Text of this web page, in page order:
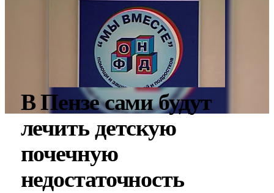
В Пензе сами будут
лечить детскую
почечную
недостаточность